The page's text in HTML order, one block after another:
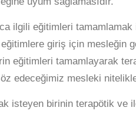
ilgili eğitimleri
giriş için mesleğin
eğitimleri tamamlayarak
edeceğimiz mesleki
isteyen birinin terapötik ve